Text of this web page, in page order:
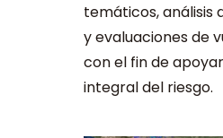
temáticos, análisis
y evaluaciones de
con el fin de
integral del riesgo.